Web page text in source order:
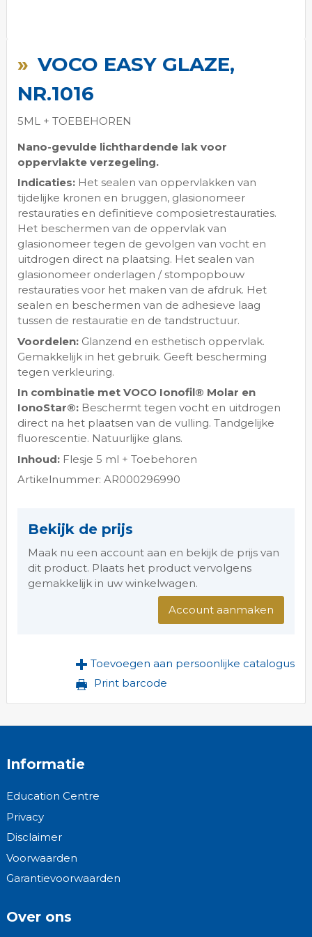
VOCO EASY GLAZE,
NR.1016
5ML + TOEBEHOREN
Nano-gevulde lichthardende lak voor
oppervlakte verzegeling.
Indicaties:Het sealen van oppervlakken van
tijdelijke kronen en bruggen, glasionomeer
restauraties en definitieve composietrestauraties.
Het beschermen van de oppervlak van
glasionomeer tegen de gevolgen van vocht en
uitdrogen direct na plaatsing. Het sealen van
glasionomeer onderlagen / stompopbouw
restauraties voor het maken van de afdruk. Het
sealen en beschermen van de adhesieve laag
tussen de restauratie en de tandstructuur.
Voordelen:Glanzend en esthetisch oppervlak.
Gemakkelijk in het gebruik. Geeft bescherming
tegen verkleuring.
In combinatie met VOCO Ionofil® Molar en
IonoStar®:Beschermt tegen vocht en uitdrogen
direct na het plaatsen van de vulling. Tandgelijke
fluorescentie. Natuurlijke glans.
Inhoud:Flesje 5 ml + Toebehoren
Artikelnummer: AR000296990
Bekijk de prijs
Maak nu een account aan en bekijk de prijs van
dit product. Plaats het product vervolgens
gemakkelijk in uw winkelwagen.
Account aanmaken
Toevoegen aan persoonlijke catalogus
Print barcode
het
van
afbeeldingen-
gallerij
Informatie
Education Centre
Privacy
Disclaimer
Voorwaarden
Garantievoorwaarden
Over ons